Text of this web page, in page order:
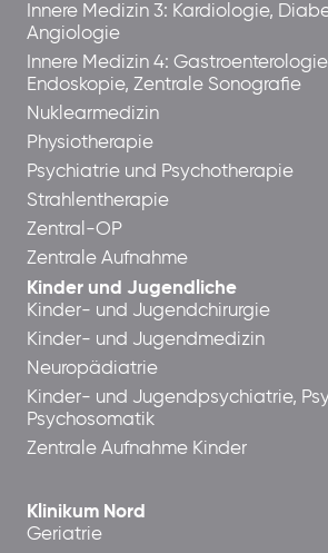
Innere Medizin 3: Kardiologie,
Angiologie
Innere Medizin 4:
Endoskopie, Zentrale Sonografie
Nuklearmedizin
Physiotherapie
Psychiatrie und Psychotherapie
Strahlentherapie
Zentral-OP
Zentrale Aufnahme
Kinder und Jugendliche
Kinder- und Jugendchirurgie
Kinder- und Jugendmedizin
Neuropädiatrie
Kinder- und Jugendpsychiatrie,
Psychosomatik
Zentrale Aufnahme Kinder
Klinikum Nord
Geriatrie